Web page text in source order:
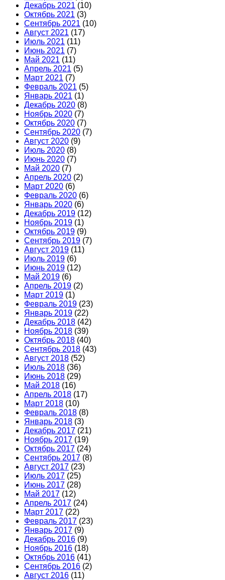
Декабрь 2021 (10)
Октябрь 2021 (3)
Сентябрь 2021 (10)
Август 2021 (17)
Июль 2021 (11)
Июнь 2021 (7)
Май 2021 (11)
Апрель 2021 (5)
Март 2021 (7)
Февраль 2021 (5)
Январь 2021 (1)
Декабрь 2020 (8)
Ноябрь 2020 (7)
Октябрь 2020 (7)
Сентябрь 2020 (7)
Август 2020 (9)
Июль 2020 (8)
Июнь 2020 (7)
Май 2020 (7)
Апрель 2020 (2)
Март 2020 (6)
Февраль 2020 (6)
Январь 2020 (6)
Декабрь 2019 (12)
Ноябрь 2019 (1)
Октябрь 2019 (9)
Сентябрь 2019 (7)
Август 2019 (11)
Июль 2019 (6)
Июнь 2019 (12)
Май 2019 (6)
Апрель 2019 (2)
Март 2019 (1)
Февраль 2019 (23)
Январь 2019 (22)
Декабрь 2018 (42)
Ноябрь 2018 (39)
Октябрь 2018 (40)
Сентябрь 2018 (43)
Август 2018 (52)
Июль 2018 (36)
Июнь 2018 (29)
Май 2018 (16)
Апрель 2018 (17)
Март 2018 (10)
Февраль 2018 (8)
Январь 2018 (3)
Декабрь 2017 (21)
Ноябрь 2017 (19)
Октябрь 2017 (24)
Сентябрь 2017 (8)
Август 2017 (23)
Июль 2017 (25)
Июнь 2017 (28)
Май 2017 (12)
Апрель 2017 (24)
Март 2017 (22)
Февраль 2017 (23)
Январь 2017 (9)
Декабрь 2016 (9)
Ноябрь 2016 (18)
Октябрь 2016 (41)
Сентябрь 2016 (2)
Август 2016 (11)